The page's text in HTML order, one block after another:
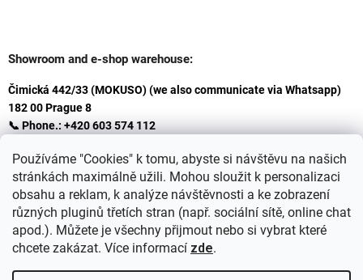
Používáme "Cookies" k tomu, abyste si návštěvu na našich
stránkách maximálně užili. Mohou sloužit k personalizaci
obsahu a reklam, k analýze návštěvnosti a ke zobrazení
různých pluginů třetích stran (např. sociální sítě, online chat
apod.). Můžete je všechny přijmout nebo si vybrat které
chcete zakázat. Více informací zde.
Showroom and e-shop warehouse:
Čimická 442/33 (MOKUSO) (we also communicate via Whatsapp)
182 00 Prague 8
📞 Phone.: +420 603 574 112